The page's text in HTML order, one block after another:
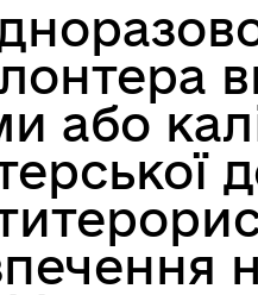
Путівник Реєстром збитків
для Україниабо